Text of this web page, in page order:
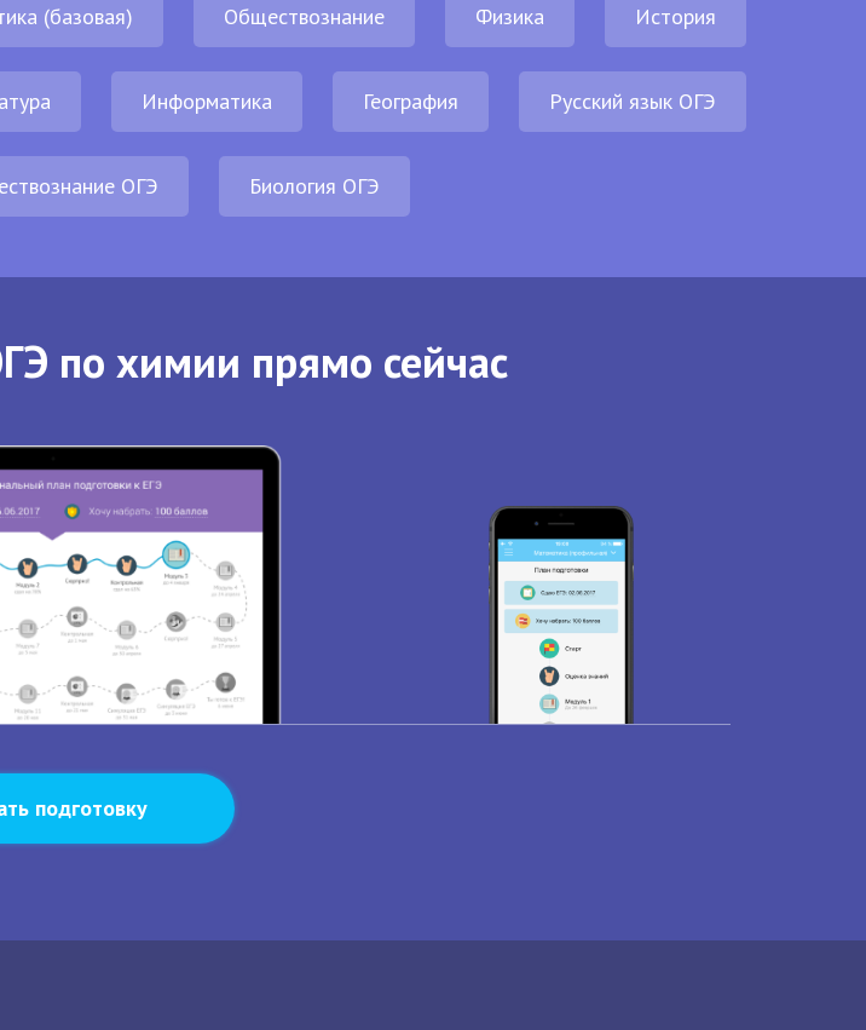
(базовая) Обществознание Физика История
Информатика География Русский язык ОГЭ
ОГЭ Биология ОГЭ
по химии прямо сейчас
подготовку